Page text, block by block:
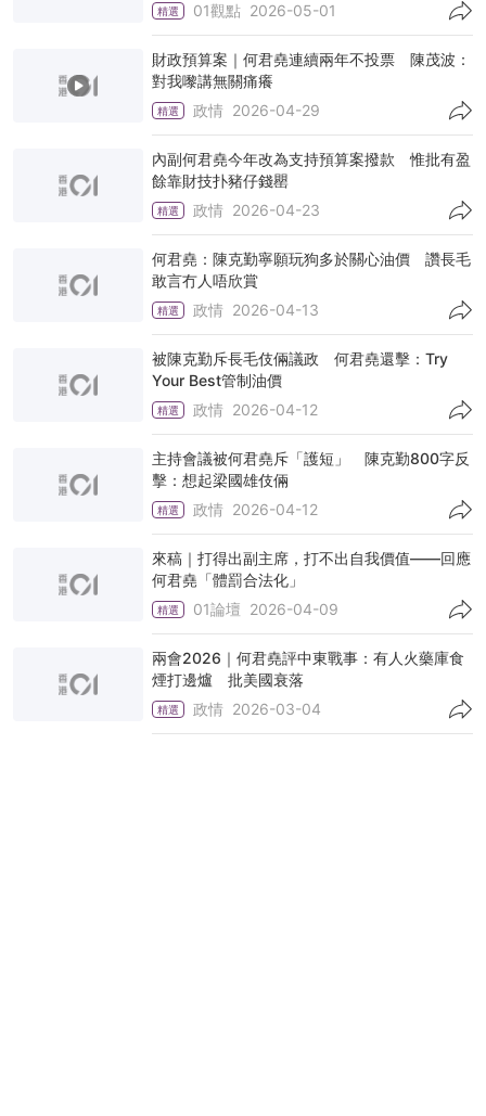
精選 01觀點 2026-05-01
財政預算案｜何君堯連續兩年不投票 陳茂波：
對我嚟講無關痛癢
精選 政情 2026-04-29
內副何君堯今年改為支持預算案撥款 惟批有盈
餘靠財技扑豬仔錢罌
精選 政情 2026-04-23
何君堯：陳克勤寧願玩狗多於關心油價 讚長毛
敢言冇人唔欣賞
精選 政情 2026-04-13
被陳克勤斥長毛伎倆議政 何君堯還擊：Try
Your Best管制油價
精選 政情 2026-04-12
主持會議被何君堯斥「護短」 陳克勤800字反
擊：想起梁國雄伎倆
精選 政情 2026-04-12
來稿｜打得出副主席，打不出自我價值——回應
何君堯「體罰合法化」
精選 01論壇 2026-04-09
兩會2026｜何君堯評中東戰事：有人火藥庫食
煙打邊爐 批美國衰落
精選 政情 2026-03-04